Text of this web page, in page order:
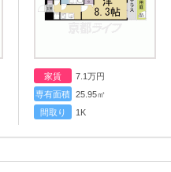
家賃 7.1万円
専有面積 25.95㎡
間取り
1K